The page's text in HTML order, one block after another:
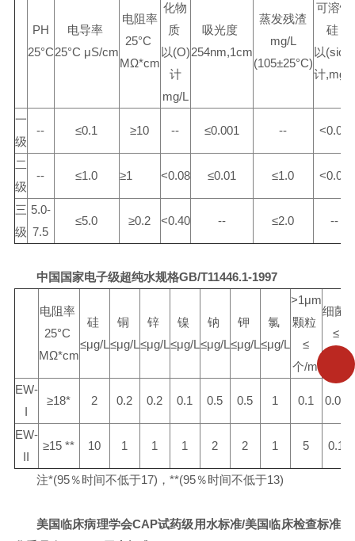
PH
25°C
电导率
25°C μS/cm
电阻率
25°C
MΩ*cm
化物
质
以(O)
计
mg/L
吸光度
254nm,1cm
蒸发残渣
mg/L
(105±25°C)
可溶性
硅
以(sio2)
计,mg/L
一
级
-- ≤0.1 ≥10 -- ≤0.001 -- <0.01
二
级
-- ≤1.0 ≥1 <0.08 ≤0.01 ≤1.0 <0.02
三
级
5.0-
7.5
≤5.0 ≥0.2 <0.40 -- ≤2.0 --
中国国家电子级超纯水规格GB/T11446.1-1997
电阻率
25°C
MΩ*cm
硅
≤μg/L
铜
≤μg/L
锌
≤μg/L
镍
≤μg/L
钠
≤μg/L
钾
≤μg/L
氯
≤μg/L
>1μm
颗粒
≤
个/ml
细菌
≤
个
/ml
EW-
I
≥18* 2 0.2 0.2 0.1 0.5 0.5 1 0.1 0.01
EW-
II
≥15 ** 10 1 1 1 2 2 1 5 0.1
注*(95％时间不低于17) ， **(95％时间不低于13)
美国临床病理学会CAP试药级用水标准/美国临床检查标准